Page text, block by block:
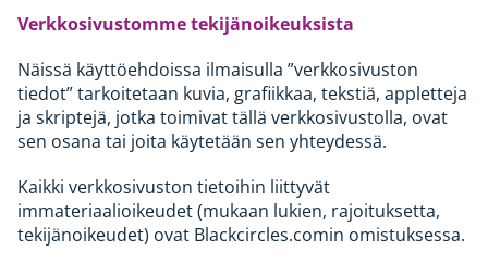
Verkkosivustomme tekijänoikeuksista
Näissä käyttöehdoissa ilmaisulla ”verkkosivuston
tiedot” tarkoitetaan kuvia, grafiikkaa, tekstiä, appletteja
ja skriptejä, jotka toimivat tällä verkkosivustolla, ovat
sen osana tai joita käytetään sen yhteydessä.
Kaikki verkkosivuston tietoihin liittyvät
immateriaalioikeudet (mukaan lukien, rajoituksetta,
tekijänoikeudet) ovat Blackcircles.comin omistuksessa.